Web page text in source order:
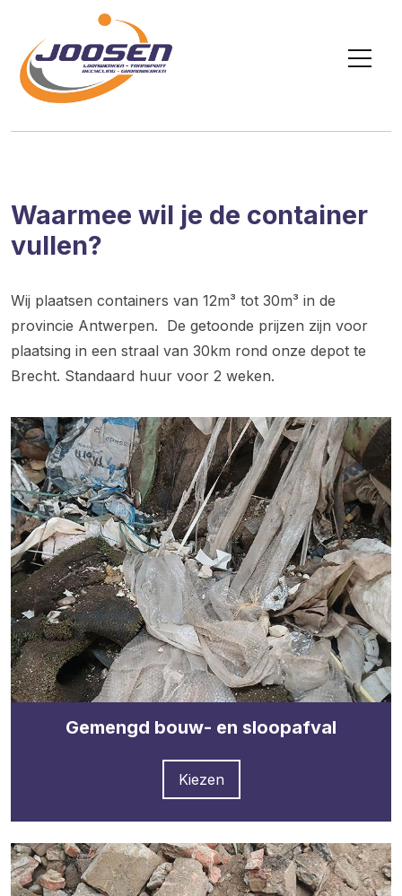
Waarmee wil je de container
vullen?
Wij plaatsen containers van 12m³ tot 30m³ in de
provincie Antwerpen. De getoonde prijzen zijn voor
plaatsing in een straal van 30km rond onze depot te
Brecht. Standaard huur voor 2 weken.
Gemengd bouw- en sloopafval
Kiezen